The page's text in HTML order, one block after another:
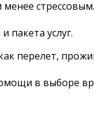
стрессовым.
пакета услуг.
перелет,
в выборе